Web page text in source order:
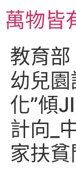
主萬物皆
教育
幼兒園
化”傾
計向_
家扶貧